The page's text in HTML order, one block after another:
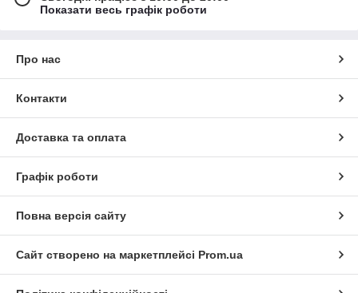
Показати весь графік роботи
Про нас
Контакти
Доставка та оплата
Графік роботи
Повна версія сайту
Сайт створено на маркетплейсі Prom.ua